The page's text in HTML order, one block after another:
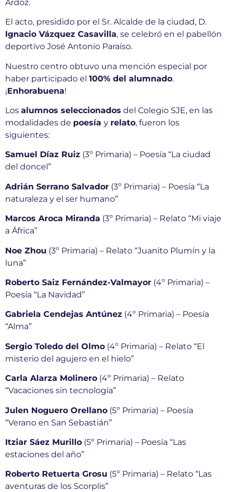
Ardoz.
El acto, presidido por el Sr. Alcalde de la ciudad, D.
Ignacio Vázquez Casavilla, se celebró en el pabellón
deportivo José Antonio Paraíso.
Nuestro centro obtuvo una mención especial por
haber participado el 100% del alumnado.
¡Enhorabuena!
Los alumnos seleccionados del Colegio SJE, en las
modalidades de poesía y relato, fueron los
siguientes:
Samuel Díaz Ruiz (3º Primaria) – Poesía “La ciudad
del doncel”
Adrián Serrano Salvador (3º Primaria) – Poesía “La
naturaleza y el ser humano”
Marcos Aroca Miranda (3º Primaria) – Relato “Mi viaje
a África”
Noe Zhou (3º Primaria) – Relato “Juanito Plumín y la
luna”
Roberto Saiz Fernández-Valmayor (4º Primaria) –
Poesía “La Navidad”
Gabriela Cendejas Antúnez (4º Primaria) – Poesía
“Alma”
Sergio Toledo del Olmo (4º Primaria) – Relato “El
misterio del agujero en el hielo”
Carla Alarza Molinero (4º Primaria) – Relato
“Vacaciones sin tecnología”
Julen Noguero Orellano (5º Primaria) – Poesía
“Verano en San Sebastián”
Itziar Sáez Murillo (5º Primaria) – Poesía “Las
estaciones del año”
Roberto Retuerta Grosu (5º Primaria) – Relato “Las
aventuras de los Scorplis”